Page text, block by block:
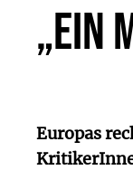
„Ein
Europas